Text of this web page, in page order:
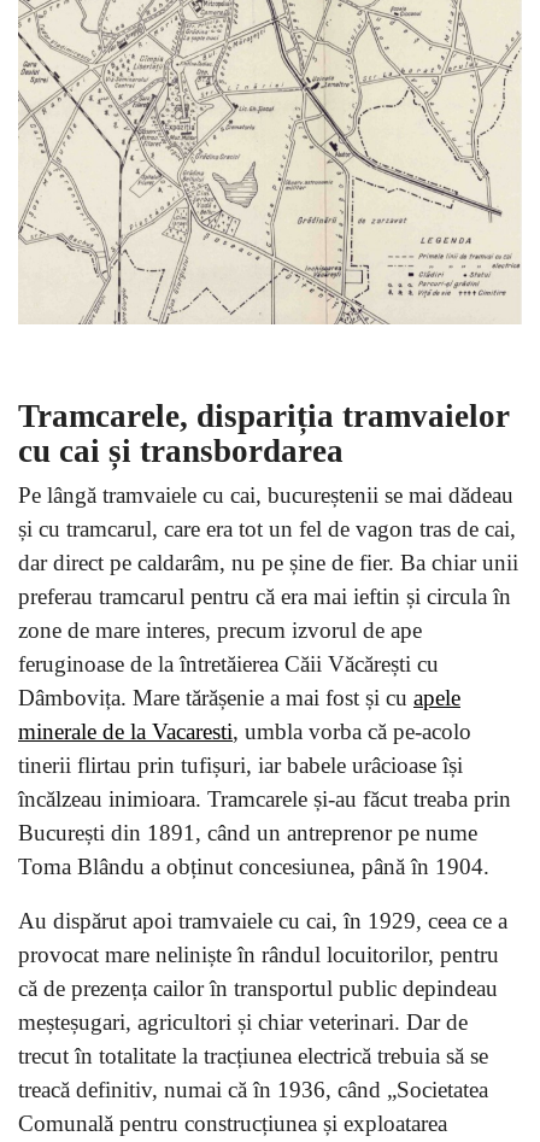
Tramcarele, dispariția tramvaielor
cu cai și transbordarea
Pe lângă tramvaiele cu cai, bucureștenii se mai dădeau
și cu tramcarul, care era tot un fel de vagon tras de cai,
dar direct pe caldarâm, nu pe șine de fier. Ba chiar unii
preferau tramcarul pentru că era mai ieftin și circula în
zone de mare interes, precum izvorul de ape
feruginoase de la întretăierea Căii Văcărești cu
Dâmbovița. Mare tărășenie a mai fost și cu apele
minerale de la Vacaresti, umbla vorba că pe-acolo
tinerii flirtau prin tufișuri, iar babele urâcioase își
încălzeau inimioara. Tramcarele și-au făcut treaba prin
București din 1891, când un antreprenor pe nume
Toma Blându a obținut concesiunea, până în 1904.
Au dispărut apoi tramvaiele cu cai, în 1929, ceea ce a
provocat mare neliniște în rândul locuitorilor, pentru
că de prezența cailor în transportul public depindeau
meșteșugari, agricultori și chiar veterinari. Dar de
trecut în totalitate la tracțiunea electrică trebuia să se
treacă definitiv, numai că în 1936, când „Societatea
Comunală pentru construcțiunea și exploatarea